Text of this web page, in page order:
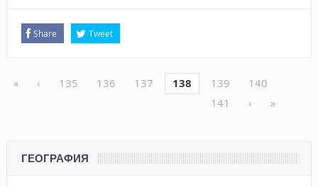
Share Tweet
« ‹ 135 136 137 138 139
140
141
› »
ГЕОГРАФИЯ